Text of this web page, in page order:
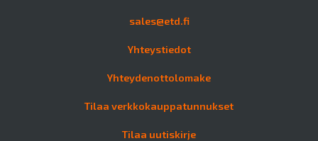
sales@etd.fi
Yhteystiedot
Yhteydenottolomake
Tilaa verkkokauppatunnukset
Tilaa uutiskirje